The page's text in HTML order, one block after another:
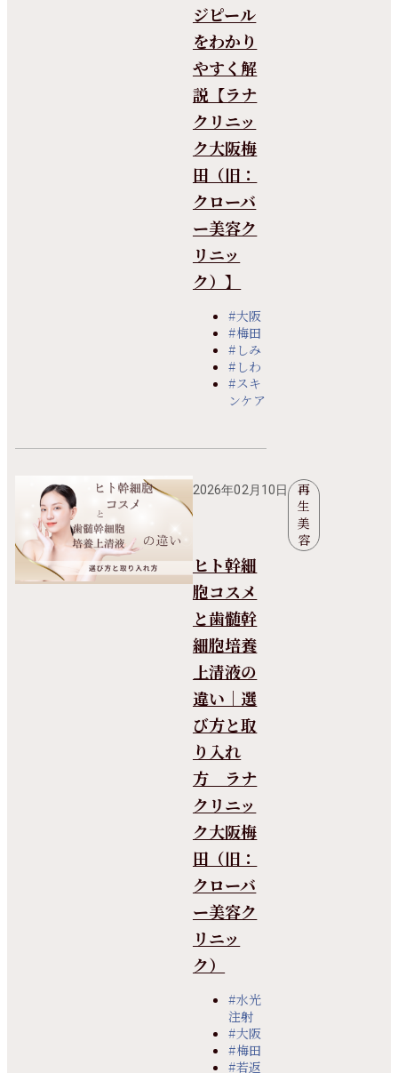
ジピール
をわかり
やすく解
説【ラナ
クリニッ
ク大阪梅
田（旧：
クローバ
ー美容ク
リニッ
ク）】
#大阪
#梅田
#しみ
#しわ
#スキ
ンケア
2026年02月10日
再
生
美
容
ヒト幹細
胞コスメ
と歯髄幹
細胞培養
上清液の
違い｜選
び方と取
り入れ
方 ラナ
クリニッ
ク大阪梅
田（旧：
クローバ
ー美容ク
リニッ
ク）
#水光
注射
#大阪
#梅田
#若返